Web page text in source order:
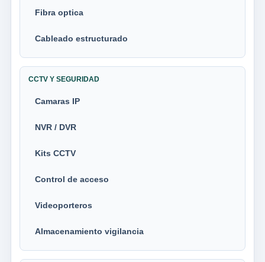
Fibra optica
Cableado estructurado
CCTV Y SEGURIDAD
Camaras IP
NVR / DVR
Kits CCTV
Control de acceso
Videoporteros
Almacenamiento vigilancia